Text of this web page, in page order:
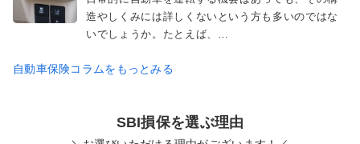
造やしくみには詳しくないという方も多いのではな
いでしょうか。たとえば、…
自動車保険コラムをもっとみる
SBI損保を選ぶ理由